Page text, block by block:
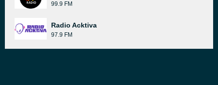
99.9 FM
Radio Acktiva
97.9 FM